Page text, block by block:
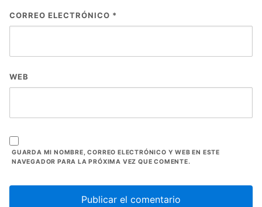
CORREO ELECTRÓNICO *
WEB
GUARDA MI NOMBRE, CORREO ELECTRÓNICO Y WEB EN ESTE
NAVEGADOR PARA LA PRÓXIMA VEZ QUE COMENTE.